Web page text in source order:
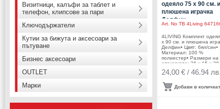
одеяло 75 х 90 см. и
плюшена играчка
Делфин
Art. No TB 4Living
4LIVING Комплект
х 90 см. и плюшена
Делфин• Цвят: бял/син•
Материал: 100 %
полиестер• Размери на
опаковката: 26 х 15 х 28
Тегло: 0,270 кг.• Тегло с
опаковката: 0,440 кг.•
Одеяло - 75 х 90 см. -
Плюшена играчка
24,00 € / 46.94
Добави в
Визитници, калъфи за таблет и
телефон, клипсове за пари
Ключодържатели
Кутии за бижута и аксесоари за
пътуване
Бизнес аксесоари
OUTLET
Марки